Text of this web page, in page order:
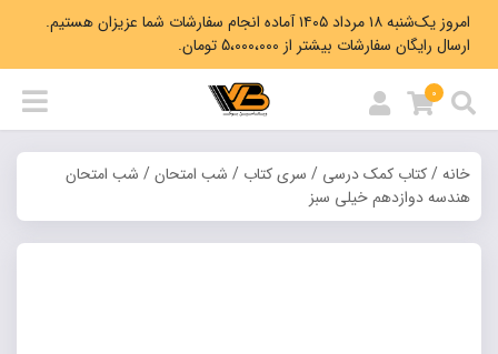
امروز یک‌شنبه ۱۸ مرداد ۱۴۰۵ آماده انجام سفارشات شما عزیزان هستیم.
ارسال رایگان سفارشات بیشتر از 5،000،000 تومان.
0
خانه/کتاب کمک درسی / سری کتاب / شب امتحان/ شب امتحان
هندسه دوازدهم خیلی سبز